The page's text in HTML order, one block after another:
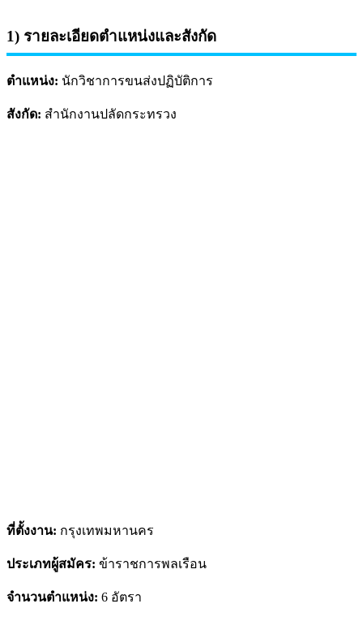
1) รายละเอียดตำแหน่งและสังกัด
ตำแหน่ง: นักวิชาการขนส่งปฏิบัติการ
สังกัด: สำนักงานปลัดกระทรวง
ที่ตั้งงาน: กรุงเทพมหานคร
ประเภทผู้สมัคร: ข้าราชการพลเรือน
จำนวนตำแหน่ง: 6 อัตรา